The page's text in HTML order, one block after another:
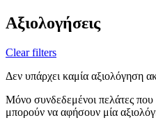
Αξιολογήσεις
Clear filters
Δεν υπάρχει καμία αξιολόγηση
Μόνο συνδεδεμένοι πελάτες που
μπορούν να αφήσουν μία